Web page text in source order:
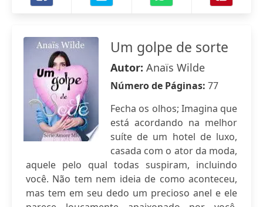
Um golpe de sorte
Autor: Anaïs Wilde
Número de Páginas: 77
Fecha os olhos; Imagina que
está acordando na melhor
suíte de um hotel de luxo,
casada com o ator da moda,
aquele pelo qual todas suspiram, incluindo
você. Não tem nem ideia de como aconteceu,
mas tem em seu dedo um precioso anel e ele